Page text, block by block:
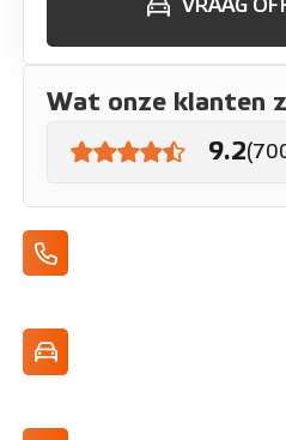
VRAAG
Wat onze klanten
9.2